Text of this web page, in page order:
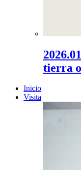
tierra
Inicio
Visita